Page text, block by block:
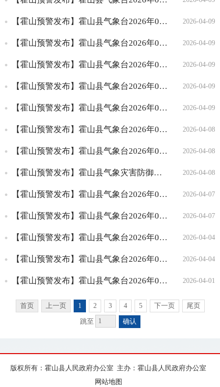
隐患管理
预案管理
事故通报
预警提示信息
公共服务
网上政务服务
中介机构和应急管理专家
重点领域信息公开
财政资金信息
重大工程项目信息
2026-04-09
【霍山预警发布】霍山县气象台2026年04月09日11时22分继续发布强对流黄色预警信号
2026-04-09
【霍山预警发布】霍山县气象台2026年04月09日06时57分变更发布暴雨黄色预警信号
2026-04-09
【霍山预警发布】霍山县气象台2026年04月09日05时47分继续发布强对流黄色预警信号
2026-04-09
【霍山预警发布】霍山县气象台2026年04月09日03时01分发布暴雨蓝色预警信号
2026-04-09
【霍山预警发布】霍山县气象台2026年04月09日00时14分发布强对流黄色预警信号
2026-04-08
【霍山预警发布】霍山县气象台2026年04月08日21时25分解除强对流黄色预警信号
2026-04-08
【霍山预警发布】霍山县气象台2026年04月08日15时56分发布强对流黄色预警信号
2026-04-08
【霍山预警发布】霍山县气象灾害防御提示
2026-04-07
【霍山预警发布】霍山县气象台2026年04月07日08时09分解除大雾黄色预警信号
2026-04-07
【霍山预警发布】霍山县气象台2026年04月07日04时57分发布大雾黄色预警信号
2026-04-04
【霍山预警发布】霍山县气象台2026年04月04日08时18分解除大雾黄色预警信号
2026-04-04
【霍山预警发布】霍山县气象台2026年04月04日05时31分发布大雾黄色预警信号
2026-04-01
【霍山预警发布】霍山县气象台2026年04月01日09时46分解除大雾黄色预警信号
首页 上一页 1 2 3 4 5 下一页 尾页
跳至 确认
版权所有：霍山县人民政府办公室 主办：霍山县人民政府办公室
网站地图